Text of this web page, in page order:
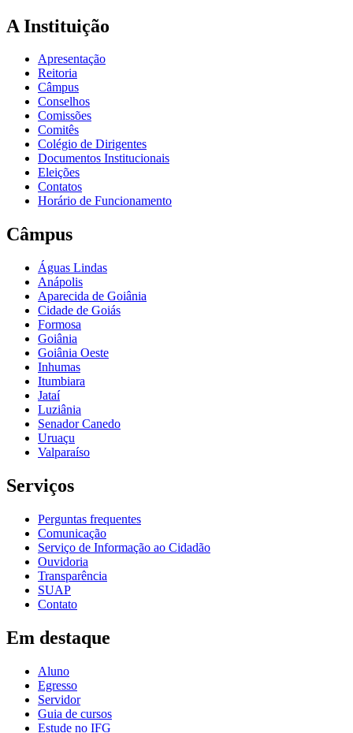
A Instituição
Apresentação
Reitoria
Câmpus
Conselhos
Comissões
Comitês
Colégio de Dirigentes
Documentos Institucionais
Eleições
Contatos
Horário de Funcionamento
Câmpus
Águas Lindas
Anápolis
Aparecida de Goiânia
Cidade de Goiás
Formosa
Goiânia
Goiânia Oeste
Inhumas
Itumbiara
Jataí
Luziânia
Senador Canedo
Uruaçu
Valparaíso
Serviços
Perguntas frequentes
Comunicação
Serviço de Informação ao Cidadão
Ouvidoria
Transparência
SUAP
Contato
Em destaque
Aluno
Egresso
Servidor
Guia de cursos
Estude no IFG